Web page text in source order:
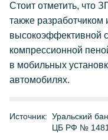
Стоит отметить, что
также разработчиком
высокоэффективной
компрессионной
в мобильных
автомобилях.
Источник: Уральский
ЦБ РФ №